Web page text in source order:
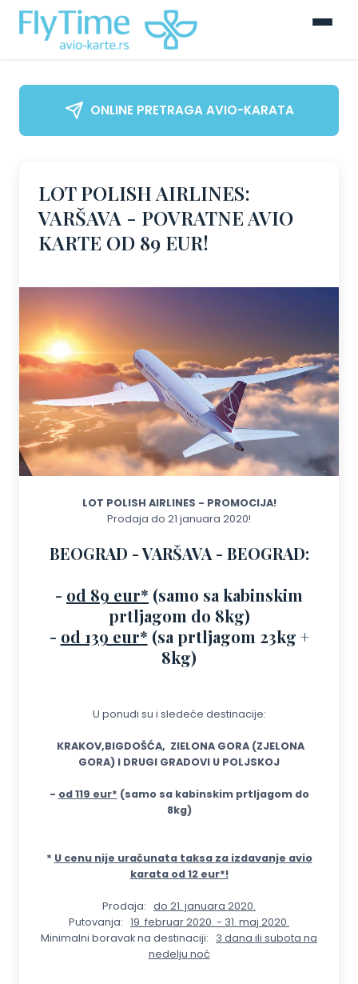
ONLINE PRETRAGA AVIO-KARATA
LOT POLISH AIRLINES:
VARŠAVA - POVRATNE AVIO
KARTE OD 89 EUR!
LOT POLISH AIRLINES - PROMOCIJA!
Prodaja do 21 januara 2020!
BEOGRAD - VARŠAVA - BEOGRAD:
- od 89 eur* (samo sa kabinskim
prtljagom do 8kg)
- od 139 eur* (sa prtljagom 23kg +
8kg)
U ponudi su i sledeće destinacije:
KRAKOV,BIGDOŠĆA, ZIELONA GORA (ZJELONA
GORA) I DRUGI GRADOVI U POLJSKOJ
- od 119 eur* (samo sa kabinskim prtljagom do
8kg)
* U cenu nije uračunata taksa za izdavanje avio
karata od 12 eur*!
Prodaja: do 21. januara 2020.
Putovanja: 19. februar 2020. - 31. maj 2020.
Minimalni boravak na destinaciji: 3 dana ili subota na
nedelju noć